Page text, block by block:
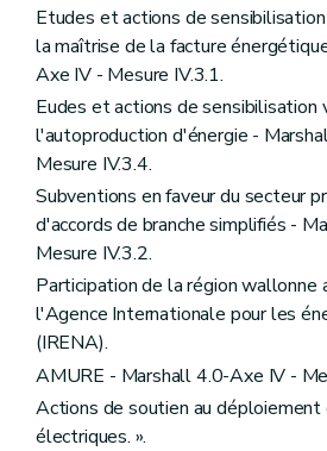
Etudes et actions de
la maîtrise de la facture
Axe IV - Mesure IV.3.1.
Eudes et actions de sensibilisation
l'autoproduction d'énergie -
Mesure IV.3.4.
Subventions en faveur du secteur
d'accords de branche simplifiés -
Mesure IV.3.2.
Participation de la région wallonne
l'Agence Internationale pour les
(IRENA).
AMURE - Marshall 4.0-Axe IV -
Actions de soutien au
électriques. ».